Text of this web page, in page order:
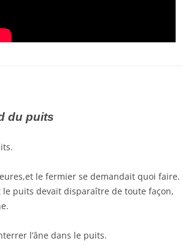
du puits
le fermier se demandait quoi faire.
le puits devait disparaître de toute façon,
l’âne dans le puits.